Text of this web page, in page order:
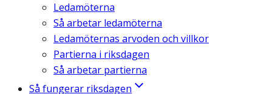
Ledamöterna
Så arbetar ledamöterna
Ledamöternas arvoden och villkor
Partierna i riksdagen
Så arbetar partierna
Så fungerar riksdagen